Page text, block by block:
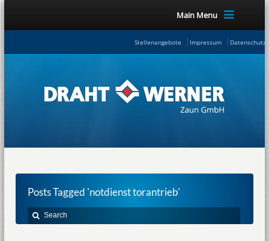
Main Menu
Stellenangebote Impressum
Posts Tagged 'notdienst torantrieb'